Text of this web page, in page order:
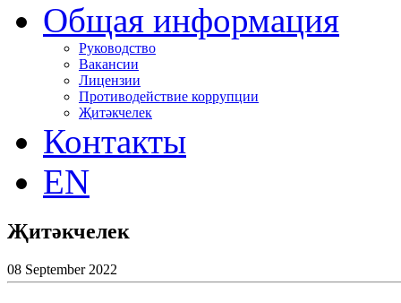
Общая информация
Руководство
Вакансии
Лицензии
Противодействие коррупции
Җитәкчелек
Контакты
EN
Җитәкчелек
08 September 2022